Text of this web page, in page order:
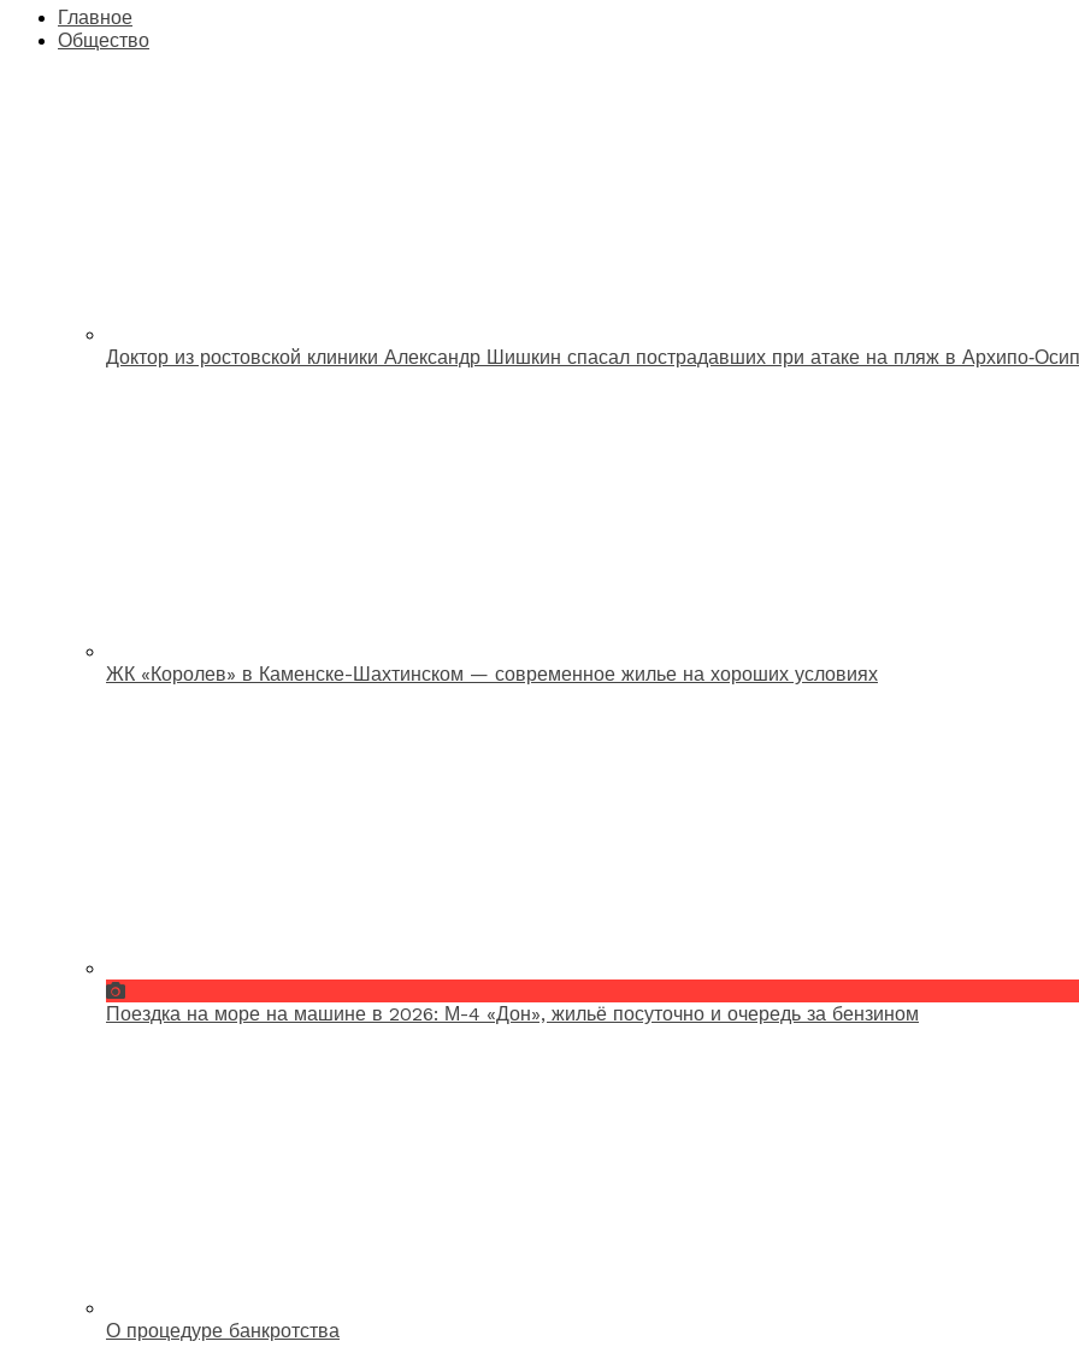
Главное
Общество
Доктор из ростовской клиники Александр Шишкин спасал пострадавших при атаке на пляж в
ЖК «Королев» в Каменске-Шахтинском — современное жилье на хороших условиях
Поездка на море на машине в 2026: М-4 «Дон», жильё посуточно и очередь за бензином
О процедуре банкротства